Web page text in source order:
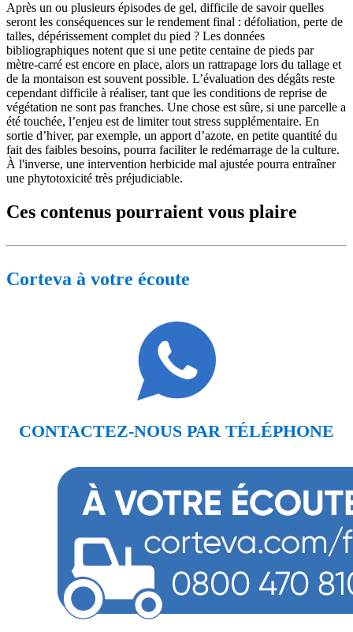
Après un ou plusieurs épisodes de gel, difficile de savoir quelles
seront les conséquences sur le rendement final : défoliation, perte de
talles, dépérissement complet du pied ? Les données
bibliographiques notent que si une petite centaine de pieds par
mètre-carré est encore en place, alors un rattrapage lors du tallage et
de la montaison est souvent possible. L’évaluation des dégâts reste
cependant difficile à réaliser, tant que les conditions de reprise de
végétation ne sont pas franches. Une chose est sûre, si une parcelle a
été touchée, l’enjeu est de limiter tout stress supplémentaire. En
sortie d’hiver, par exemple, un apport d’azote, en petite quantité du
fait des faibles besoins, pourra faciliter le redémarrage de la culture.
À l'inverse, une intervention herbicide mal ajustée pourra entraîner
une phytotoxicité très préjudiciable.
Ces contenus pourraient vous plaire
Corteva à votre écoute
CONTACTEZ-NOUS PAR TÉLÉPHONE